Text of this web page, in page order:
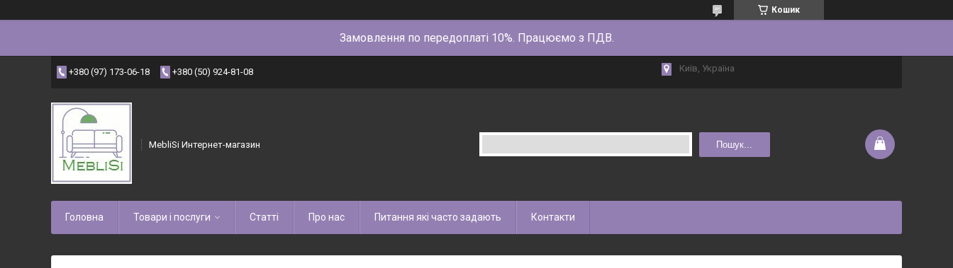
Кошик
Замовлення по передоплаті 10%. Працюємо з ПДВ.
+380 (97) 173-06-18 +380 (50) 924-81-08 Київ, Україна
MebliSi Интернет-магазин Пошук...
Головна Товари і послуги Статті Про нас Питання які часто задають Контакти